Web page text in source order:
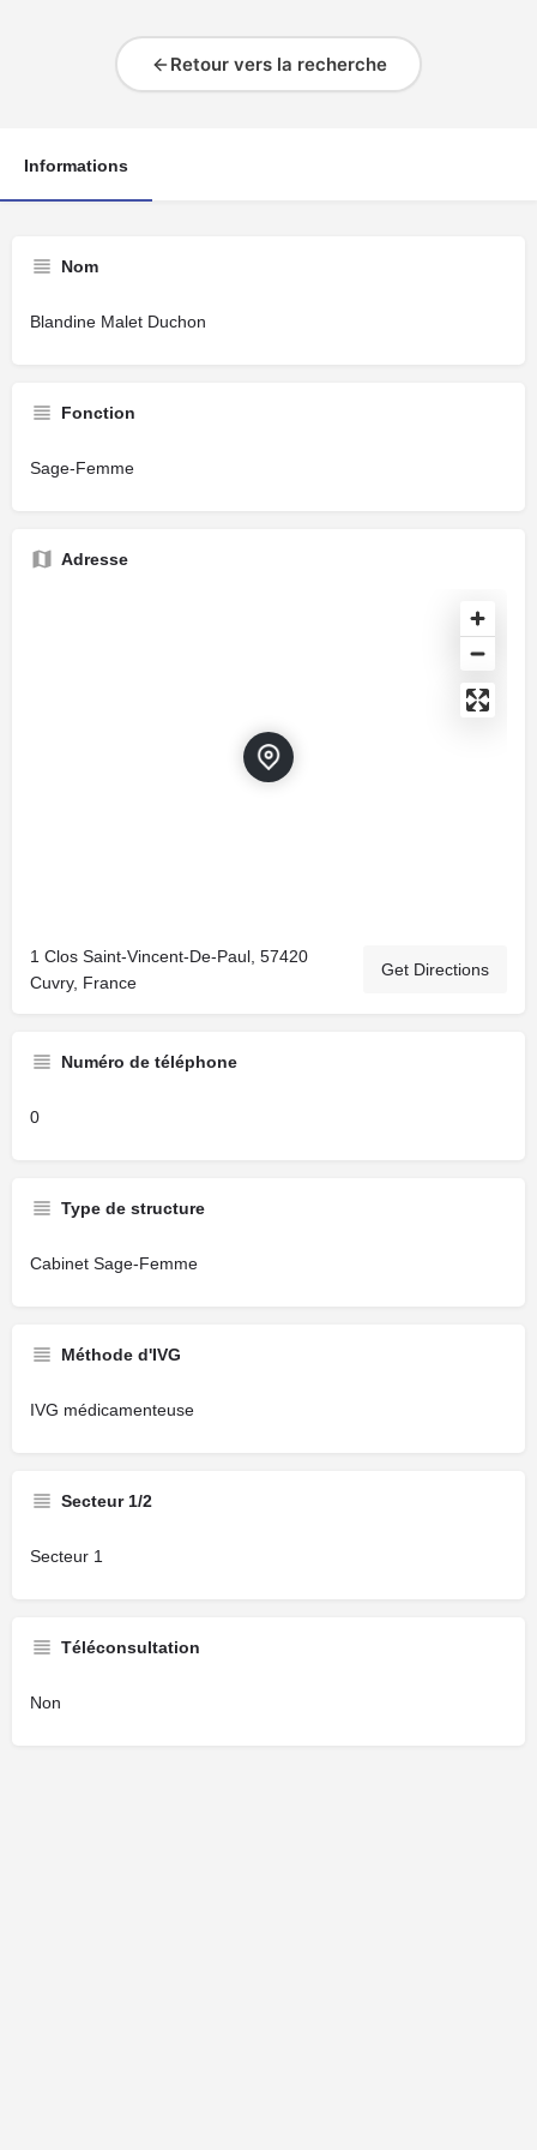
Retour vers la recherche
Informations
Nom
Blandine Malet Duchon
Fonction
Sage-Femme
Adresse
1 Clos Saint-Vincent-De-Paul, 57420
Cuvry, France
Get Directions
Numéro de téléphone
0
Type de structure
Cabinet Sage-Femme
Méthode d'IVG
IVG médicamenteuse
Secteur 1/2
Secteur 1
Téléconsultation
Non